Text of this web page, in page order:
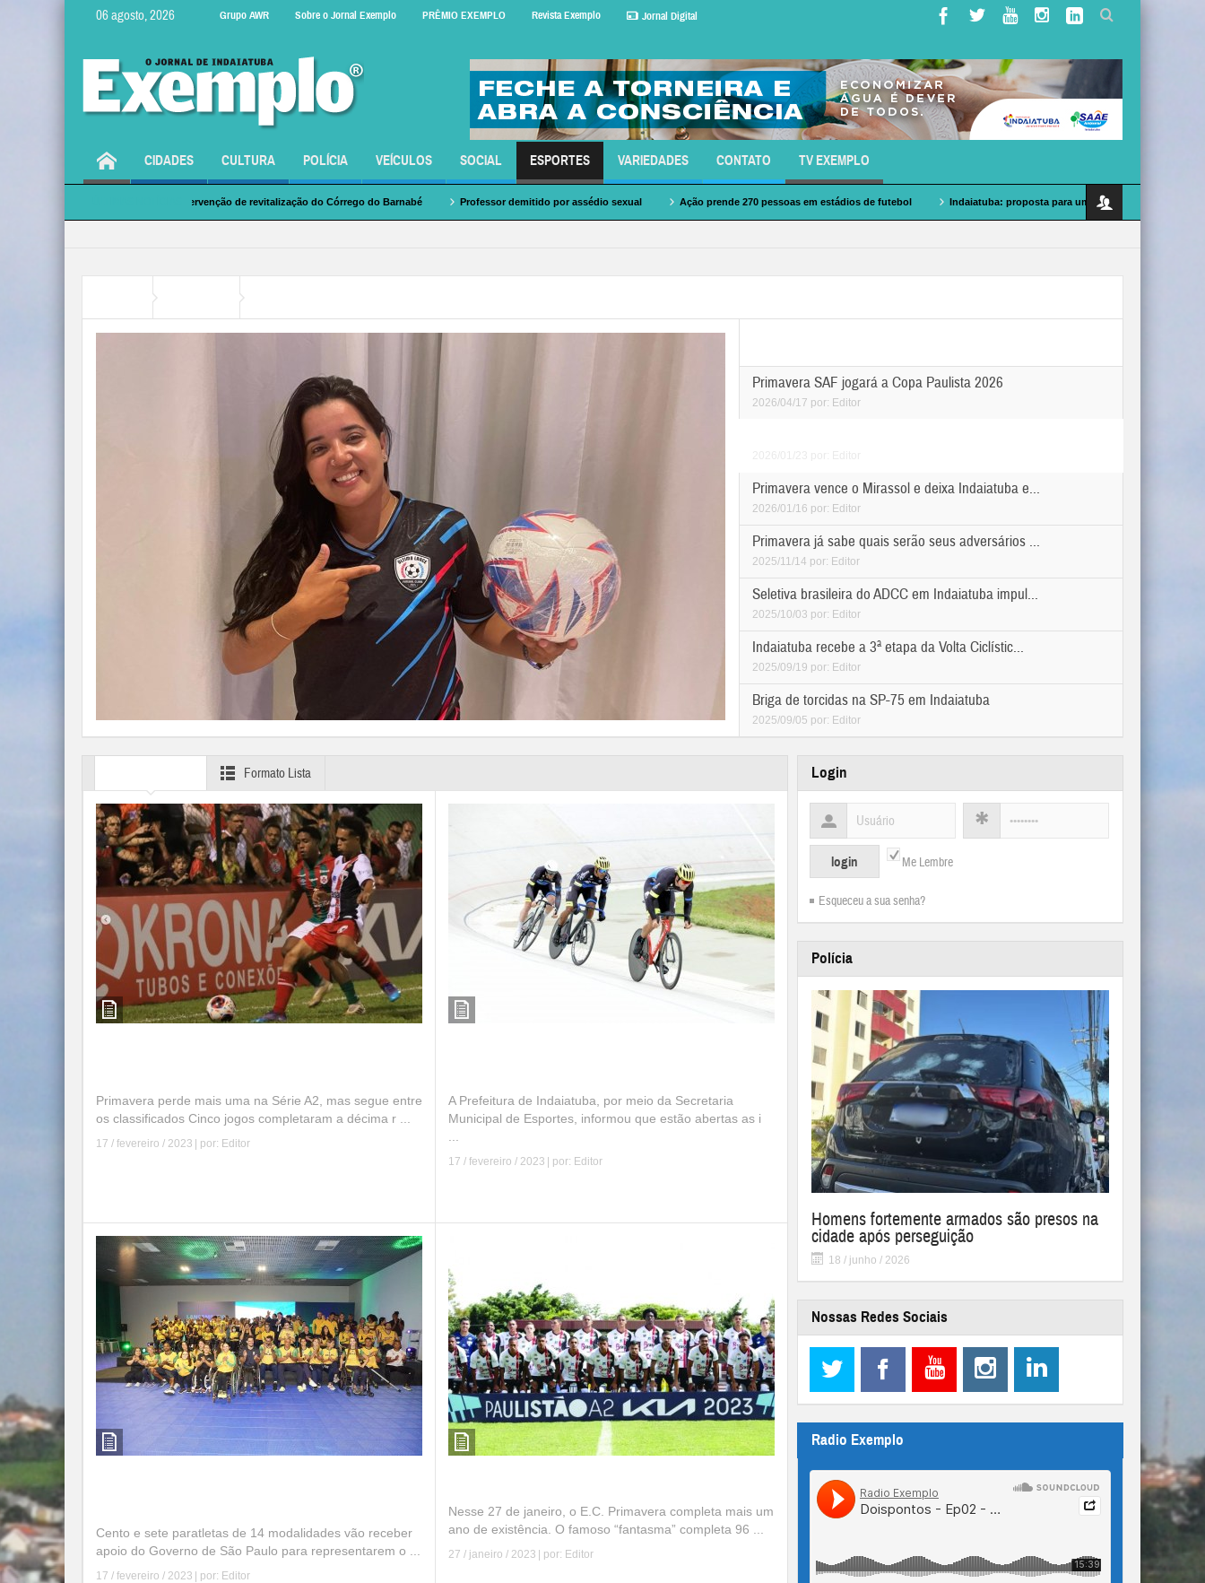
06 agosto, 2026 Grupo AWR Sobre o Jornal Exemplo PRÊMIO EXEMPLO Revista Exemplo Jornal Digital
CIDADES CULTURA POLÍCIA VEÍCULOS SOCIAL ESPORTES VARIEDADES CONTATO TV EXEMPLO
e SAAE: Intervenção de revitalização do Córrego do Barnabé Professor demitido por assédio sexual Ação prende 270 pessoas em estádios de futebol Indaiatuba: proposta para uma base de bombeiros no Distrito Industrial
Primavera SAF jogará a Copa Paulista 2026
2026/04/17 por: Editor
Primavera vence o Mirassol e deixa Indaiatuba e...
2026/01/16 por: Editor
Primavera já sabe quais serão seus adversários ...
2025/11/14 por: Editor
Seletiva brasileira do ADCC em Indaiatuba impul...
2025/10/03 por: Editor
Indaiatuba recebe a 3ª etapa da Volta Ciclístic...
2025/09/19 por: Editor
Briga de torcidas na SP-75 em Indaiatuba
2025/09/05 por: Editor
Formato Lista
Primavera perde mais uma na Série A2, mas segue entre
os classificados Cinco jogos completaram a décima r ...
17 / fevereiro / 2023 | por: Editor
A Prefeitura de Indaiatuba, por meio da Secretaria
Municipal de Esportes, informou que estão abertas as i
17 / fevereiro / 2023 | por: Editor
Cento e sete paratletas de 14 modalidades vão receber
apoio do Governo de São Paulo para representarem o ...
17 / fevereiro / 2023 | por: Editor
Nesse 27 de janeiro, o E.C. Primavera completa mais um
ano de existência. O famoso “fantasma” completa 96 ...
27 / janeiro / 2023 | por: Editor
Login
Me Lembre
Esqueceu a sua senha?
Polícia
Homens fortemente armados são presos na
cidade após perseguição
18 / junho / 2026
Nossas Redes Sociais
Radio Exemplo